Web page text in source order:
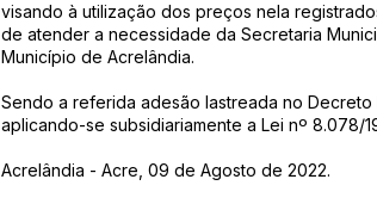
visando à utilização dos preços nela
de atender a necessidade da Secretaria
Município de Acrelândia.
Sendo a referida adesão lastreada no Decreto
aplicando-se subsidiariamente a Lei nº 8.078/
Acrelândia - Acre, 09 de Agosto de 2022.